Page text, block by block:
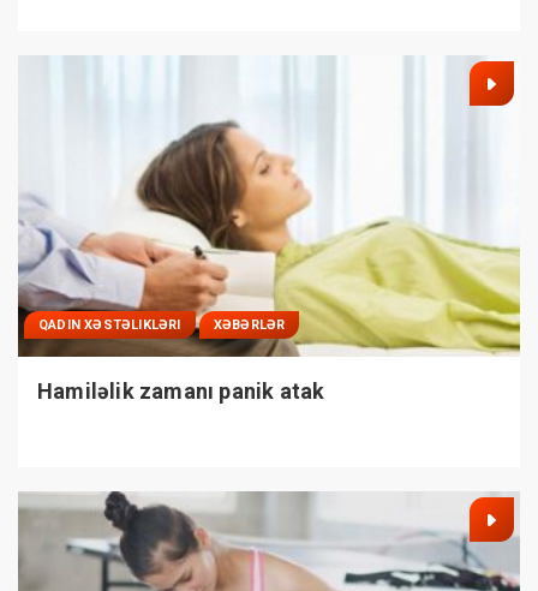
QADIN XƏSTƏLIKLƏRI XƏBƏRLƏR
Hamiləlik zamanı panik atak